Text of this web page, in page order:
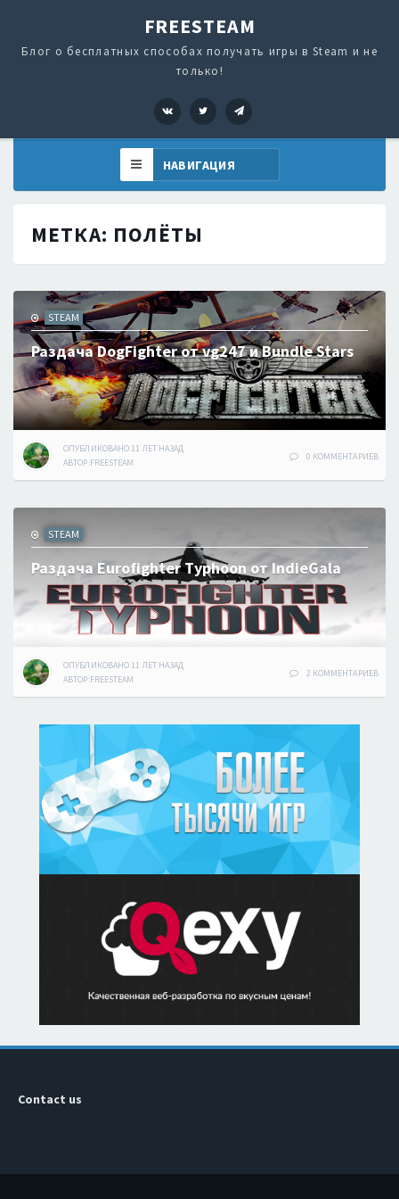
FREESTEAM
Блог о бесплатных способах получать игры в Steam и не
только!
VK Twitter
МЕТКА: ПОЛЁТЫ
STEAM
Раздача DogFighter от vg247 и Bundle Stars
ОПУБЛИКОВАНО 11 ЛЕТНАЗАД
АВТОР:FREESTEAM
0 КОММЕНТАРИЕВ
STEAM
Раздача Eurofighter Typhoon от IndieGala
ОПУБЛИКОВАНО 11 ЛЕТНАЗАД
АВТОР:FREESTEAM
2 КОММЕНТАРИЕВ
Contact us